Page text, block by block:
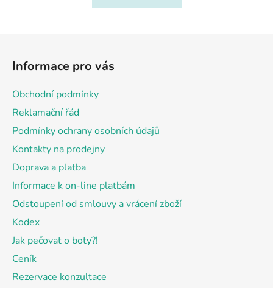
Informace pro vás
Obchodní podmínky
Reklamační řád
Podmínky ochrany osobních údajů
Kontakty na prodejny
Doprava a platba
Informace k on-line platbám
Odstoupení od smlouvy a vrácení zboží
Kodex
Jak pečovat o boty?!
Ceník
Rezervace konzultace